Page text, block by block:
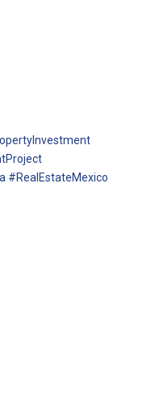
#RealEstateMexico